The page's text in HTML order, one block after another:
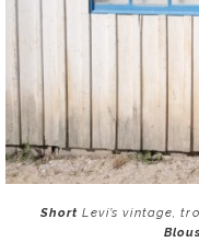
Short Levi’s vintage,